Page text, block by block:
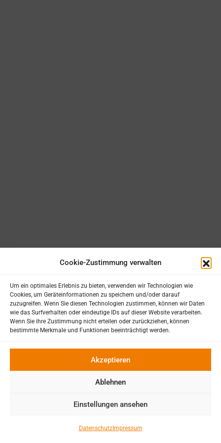
Cookie-Zustimmung verwalten
Um ein optimales Erlebnis zu bieten, verwenden wir Technologien wie
Cookies, um Geräteinformationen zu speichern und/oder darauf
zuzugreifen. Wenn Sie diesen Technologien zustimmen, können wir Daten
wie das Surfverhalten oder eindeutige IDs auf dieser Website verarbeiten.
Wenn Sie ihre Zustimmung nicht erteilen oder zurückziehen, können
bestimmte Merkmale und Funktionen beeinträchtigt werden.
Akzeptieren
Ablehnen
Einstellungen ansehen
DatenschutzImpressum